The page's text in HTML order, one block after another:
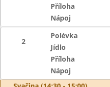
Příloha
Nápoj
2
Polévka
Jídlo
Příloha
Nápoj